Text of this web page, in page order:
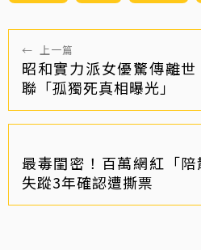
← 上一篇
昭和實力派女優驚傳離
聯「孤獨死真相曝光」
最毒閨密！百萬網紅「
失蹤3年確認遭撕票